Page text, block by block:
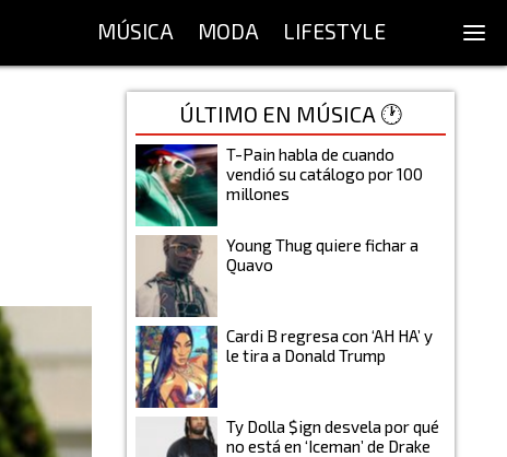
MÚSICA MODA LIFESTYLE
ÚLTIMO EN MÚSICA 🕐
T-Pain habla de cuando
vendió su catálogo por 100
millones
Young Thug quiere fichar a
Quavo
Cardi B regresa con ‘AH HA’ y
le tira a Donald Trump
Ty Dolla $ign desvela por qué
no está en ‘Iceman’ de Drake